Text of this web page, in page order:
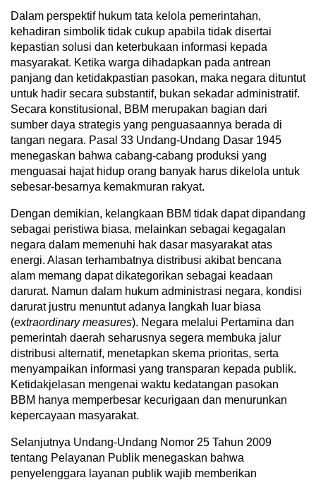
Dalam perspektif hukum tata kelola pemerintahan,
kehadiran simbolik tidak cukup apabila tidak disertai
kepastian solusi dan keterbukaan informasi kepada
masyarakat. Ketika warga dihadapkan pada antrean
panjang dan ketidakpastian pasokan, maka negara dituntut
untuk hadir secara substantif, bukan sekadar administratif.
Secara konstitusional, BBM merupakan bagian dari
sumber daya strategis yang penguasaannya berada di
tangan negara. Pasal 33 Undang-Undang Dasar 1945
menegaskan bahwa cabang-cabang produksi yang
menguasai hajat hidup orang banyak harus dikelola untuk
sebesar-besarnya kemakmuran rakyat.
Dengan demikian, kelangkaan BBM tidak dapat dipandang
sebagai peristiwa biasa, melainkan sebagai kegagalan
negara dalam memenuhi hak dasar masyarakat atas
energi. Alasan terhambatnya distribusi akibat bencana
alam memang dapat dikategorikan sebagai keadaan
darurat. Namun dalam hukum administrasi negara, kondisi
darurat justru menuntut adanya langkah luar biasa
(extraordinary measures). Negara melalui Pertamina dan
pemerintah daerah seharusnya segera membuka jalur
distribusi alternatif, menetapkan skema prioritas, serta
menyampaikan informasi yang transparan kepada publik.
Ketidakjelasan mengenai waktu kedatangan pasokan
BBM hanya memperbesar kecurigaan dan menurunkan
kepercayaan masyarakat.
Selanjutnya Undang-Undang Nomor 25 Tahun 2009
tentang Pelayanan Publik menegaskan bahwa
penyelenggara layanan publik wajib memberikan